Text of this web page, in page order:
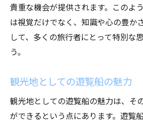
貴重な機会が提供されます。このよ
は視覚だけでなく、知識や心の豊か
して、多くの旅行者にとって特別な
う。
観光地としての遊覧船の魅力
観光地としての遊覧船の魅力は、そ
ができるという点にあります。遊覧